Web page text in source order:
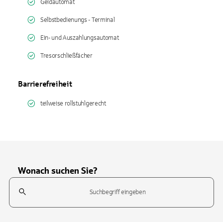
Geldautomat
Selbstbedienungs - Terminal
Ein- und Auszahlungsautomat
Tresorschließfächer
Barrierefreiheit
teilweise rollstuhlgerecht
Wonach suchen Sie?
Suchfeld